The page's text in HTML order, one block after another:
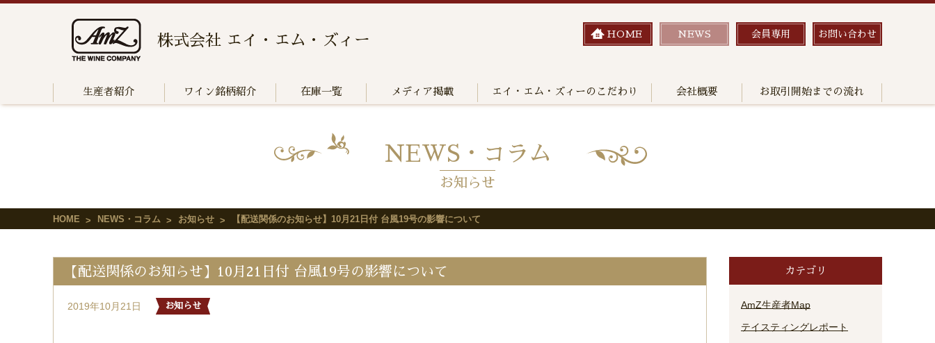
株式会社 エイ・エム・ズィー HOME NEWS 会員専用 お問い合わせ
生産者紹介 ワイン銘柄紹介 在庫一覧 メディア掲載 エイ・エム・ズィーのこだわり 会社概要 お取引開始までの流れ
NEWS・コラム
お知らせ
HOME NEWS・コラム お知らせ 【配送関係のお知らせ】10月21日付 台風19号の影響について
【配送関係のお知らせ】10月21日付 台風19号の影響について
2019年10月21日 お知らせ
カテゴリ
AmZ生産者Map
テイスティングレポート